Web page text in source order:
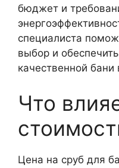
бюджет и
специалиста
выбор и
качественной бани
Что
Цена на сруб для